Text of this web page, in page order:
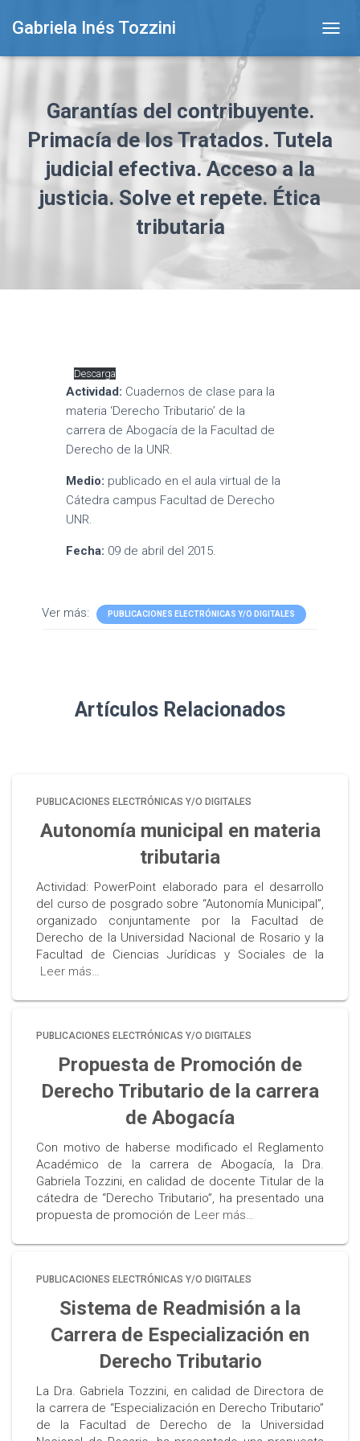
Gabriela Inés Tozzini
O
A
Garantías del contribuyente.
Primacía de los Tratados. Tutela
judicial efectiva. Acceso a la
justicia. Solve et repete. Ética
tributaria
Descarga
Actividad: Cuadernos de clase para la
materia ‘Derecho Tributario’ de la
carrera de Abogacía de la Facultad de
Derecho de la UNR.
Medio: publicado en el aula virtual de la
Cátedra campus Facultad de Derecho
UNR.
Fecha: 09 de abril del 2015.
Ver más: PUBLICACIONES ELECTRÓNICAS Y/O DIGITALES
Artículos Relacionados
PUBLICACIONES ELECTRÓNICAS Y/O DIGITALES
Autonomía municipal en materia
tributaria
Actividad: PowerPoint elaborado para el desarrollo
del curso de posgrado sobre “Autonomía Municipal”,
organizado conjuntamente por la Facultad de
Derecho de la Universidad Nacional de Rosario y la
Facultad de Ciencias Jurídicas y Sociales de la
Leer más…
PUBLICACIONES ELECTRÓNICAS Y/O DIGITALES
Propuesta de Promoción de
Derecho Tributario de la carrera
de Abogacía
Con motivo de haberse modificado el Reglamento
Académico de la carrera de Abogacía, la Dra.
Gabriela Tozzini, en calidad de docente Titular de la
cátedra de “Derecho Tributario”, ha presentado una
propuesta de promoción de Leer más…
PUBLICACIONES ELECTRÓNICAS Y/O DIGITALES
Sistema de Readmisión a la
Carrera de Especialización en
Derecho Tributario
La Dra. Gabriela Tozzini, en calidad de Directora de
la carrera de “Especialización en Derecho Tributario”
de la Facultad de Derecho de la Universidad